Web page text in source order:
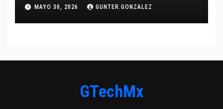
MAYO 30, 2026 GUNTER.GONZALEZ
GTechMx